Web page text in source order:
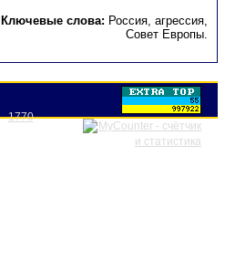
Ключевые слова: Россия агрессия
Совет Европы
1770